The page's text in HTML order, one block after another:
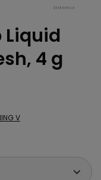
Liquid
4 g
V